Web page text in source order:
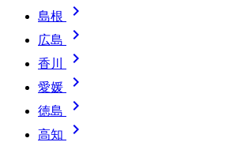
島根 
広島 
香川 
愛媛 
徳島 
高知 